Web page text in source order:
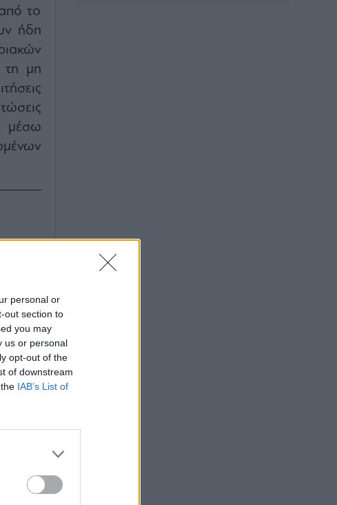
personal or
out section to
you may
us or personal
opt-out of the
of downstream
IAB’s List of
το
ήδη
τη μη
μέσω